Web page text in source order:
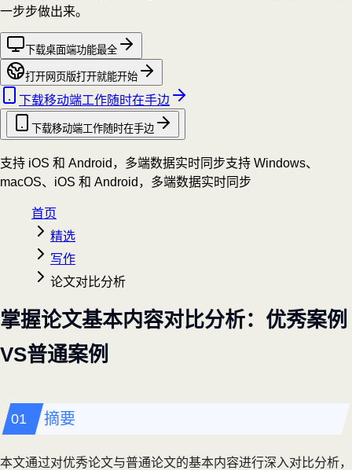
一步步做出来。
下载桌面端功能最全
打开网页版打开就能开始
下载移动端工作随时在手边
下载移动端工作随时在手边
支持 iOS 和 Android，多端数据实时同步支持 Windows、
macOS、iOS 和 Android，多端数据实时同步
首页
精选
写作
论文对比分析
掌握论文基本内容对比分析：优秀案例
VS普通案例
摘要
本文通过对优秀论文与普通论文的基本内容进行深入对比分析，